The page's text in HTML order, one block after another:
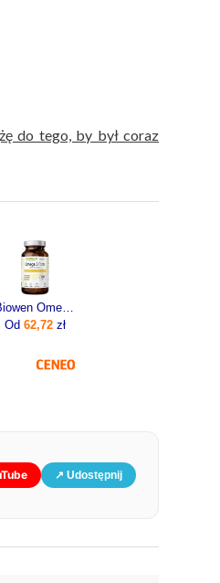
do tego, by był coraz
Biowen Omega 3 Forte 90kaps.
Od 62,72 zł
↗ Udostępnij